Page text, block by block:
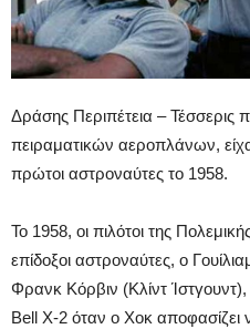
Δράσης Περιπέτεια – Τέσσερις
πειραματικών αεροπλάνων,
πρώτοι αστροναύτες το 1958.
Το 1958, οι πιλότοι της
επίδοξοι αστροναύτες, ο
Φρανκ Κόρβιν (Κλίντ
Bell X-2 όταν ο Χοκ